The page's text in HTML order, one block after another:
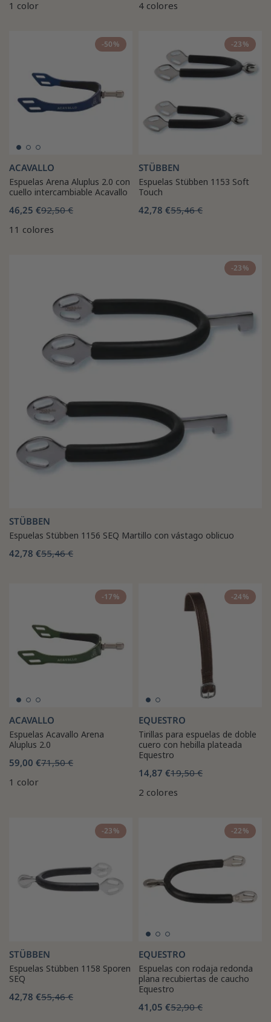
1 color 4 colores
-50%
ACAVALLO
Espuelas Arena Aluplus 2.0 con
cuello intercambiable Acavallo
46,25 €92,50 €
11 colores
-23%
STÜBBEN
Espuelas Stübben 1153 Soft
Touch
42,78 €55,46 €
-23%
STÜBBEN
Espuelas Stübben 1156 SEQ Martillo con vástago oblicuo
42,78 €55,46 €
-17%
ACAVALLO
Espuelas Acavallo Arena
Aluplus 2.0
59,00 €71,50 €
1 color
-24%
EQUESTRO
Tirillas para espuelas de doble
cuero con hebilla plateada
Equestro
14,87 €19,50 €
2 colores
-23%
STÜBBEN
Espuelas Stübben 1158 Sporen
SEQ
42,78 €55,46 €
-22%
EQUESTRO
Espuelas con rodaja redonda
plana recubiertas de caucho
Equestro
41,05 €52,90 €